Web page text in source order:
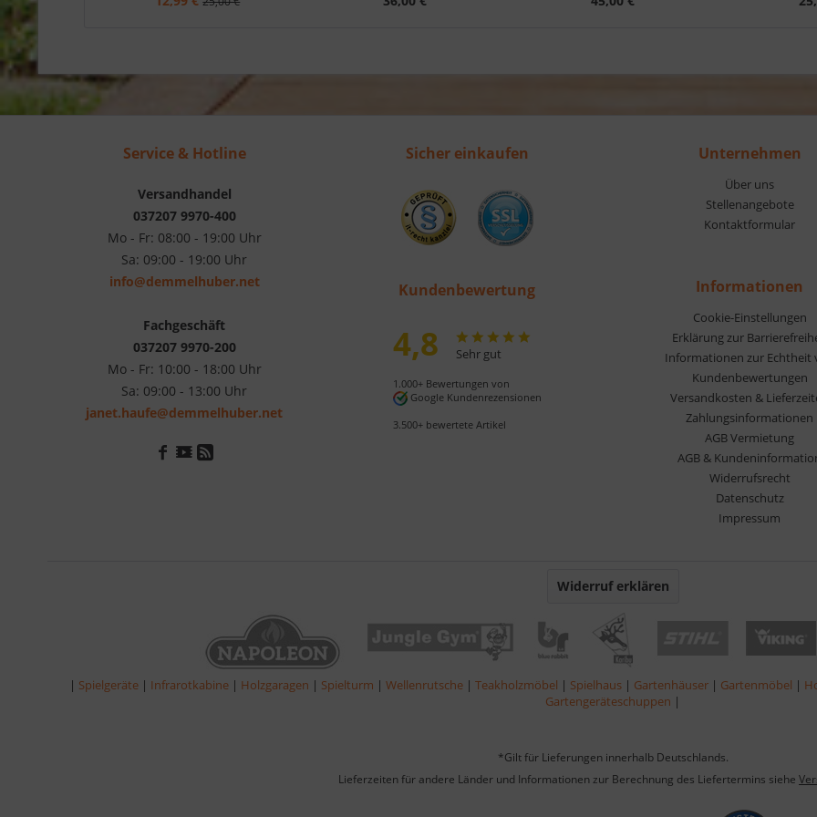
Service & Hotline
Versandhandel
037207 9970-400
Mo - Fr: 08:00 - 19:00 Uhr
Sa: 09:00 - 19:00 Uhr
info@demmelhuber.net
Fachgeschäft
037207 9970-200
Mo - Fr: 10:00 - 18:00 Uhr
Sa: 09:00 - 13:00 Uhr
janet.haufe@demmelhuber.net
Sicher einkaufen
Kundenbewertung
4,8 Sehr gut
1.000+ Bewertungen von
Google Kundenrezensionen
3.500+ bewertete Artikel
Unternehmen
Über uns
Stellenangebote
Kontaktformular
Informationen
Cookie-Einstellungen
Erklärung zur
Informationen zur Echtheit
Kundenbewertungen
Versandkosten &
Zahlungsinformationen
AGB Vermietung
AGB &
Widerrufsrecht
Datenschutz
Impressum
Widerruf erklären
| Spielgeräte | Infrarotkabine | Holzgaragen | Spielturm | Wellenrutsche | Teakholzmöbel | Spielhaus | Gartenhäuser | Gartenmöbel |
Gartengeräteschuppen |
*Gilt für Lieferungen innerhalb Deutschlands.
Lieferzeiten für andere Länder und Informationen zur Berechnung des Liefertermins siehe